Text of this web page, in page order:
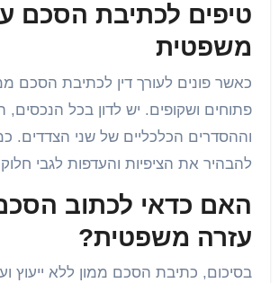
טיפים לכתיבת הסכם
משפטית
כאשר פונים לעורך דין לכתיבת הסכם
פתוחים ושקופים. יש לדון בכל הנכסים,
וההסדרים הכלכליים של שני הצדדים.
להבהיר את הציפיות והעדפות לגבי
האם כדאי לכתוב
עזרה משפטית?
בסיכום, כתיבת הסכם ממון ללא ייעוץ